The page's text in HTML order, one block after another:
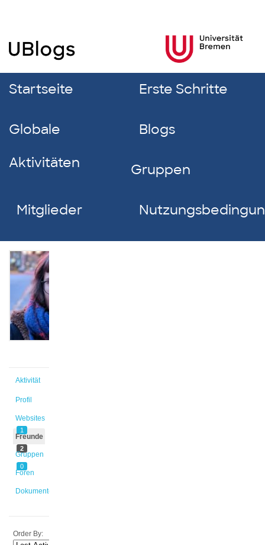
Startseite Erste Schritte
Globale
Aktivitäten
Blogs
Gruppen
Mitglieder
Aktivität
Profil
Websites
1
Freunde
2
Gruppen
0
Foren
Dokumente
Order By: